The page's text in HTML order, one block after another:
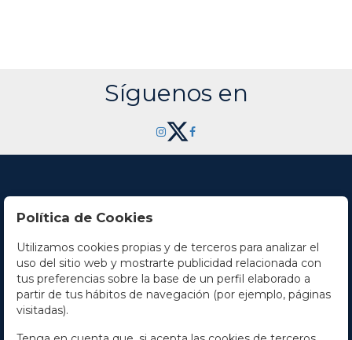
Síguenos en
Contacto
Horario
La empresa
Política de Cookies
Utilizamos cookies propias y de terceros para analizar el
uso del sitio web y mostrarte publicidad relacionada con
tus preferencias sobre la base de un perfil elaborado a
partir de tus hábitos de navegación (por ejemplo, páginas
visitadas).